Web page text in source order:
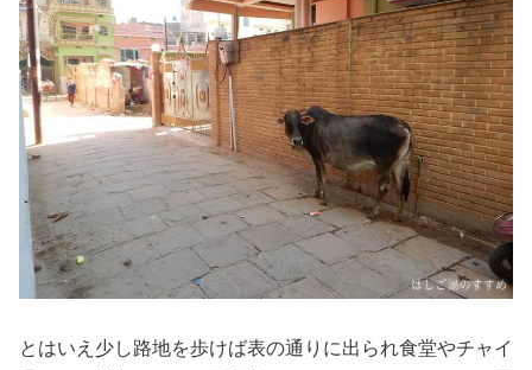
とはいえ少し路地を歩けば表の通りに出られ食堂やチャイ